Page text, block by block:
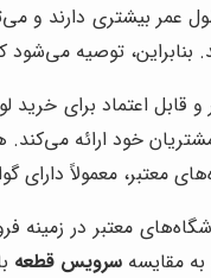
بیشتری دارند و
بنابراین، توصیه
قابل اعتماد برای
خود ارائه
معتبر، معمولاً دارای
معتبر در
مقایسه سرویس قطعه